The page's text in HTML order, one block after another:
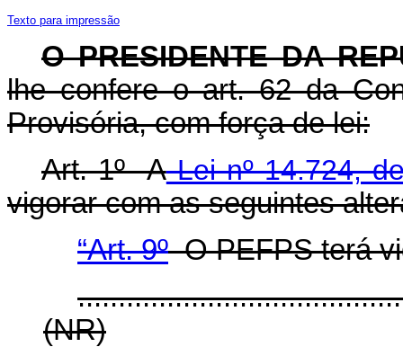
Texto para impressão
O PRESIDENTE DA
lhe confere o art. 62 da
Provisória, com força de lei:
Art. 1º ALei nº 14.724,
vigorar comas seguintes
“Art. 9ºO PEFPS terá
(NR)